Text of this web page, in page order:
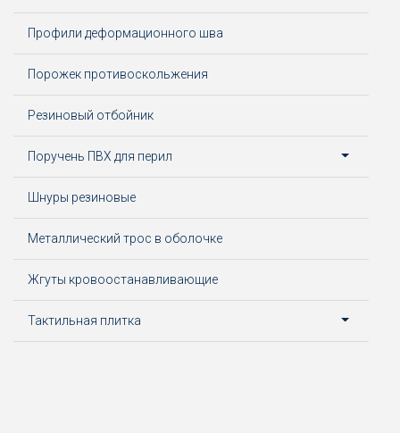
Профили деформационного шва
Порожек противоскольжения
Резиновый отбойник
Поручень ПВХ для перил
Шнуры резиновые
Металлический трос в оболочке
Жгуты кровоостанавливающие
Тактильная плитка